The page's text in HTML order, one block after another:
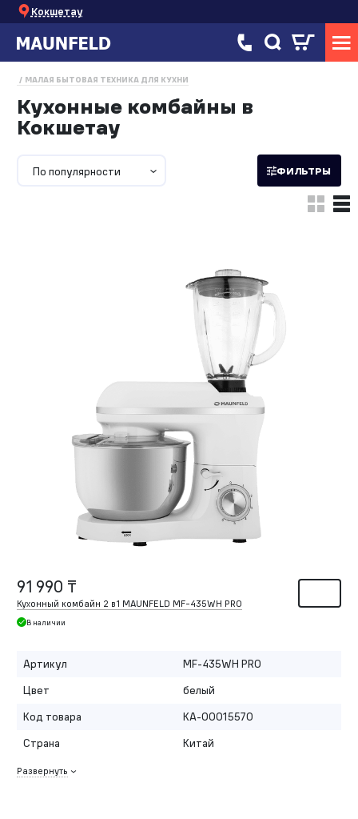
Кокшетау
МАЛАЯ БЫТОВАЯ ТЕХНИКА ДЛЯ КУХНИ
Кухонные комбайны в
Кокшетау
По популярности ФИЛЬТРЫ
91 990 ₸
Кухонный комбайн 2 в1 MAUNFELD MF-435WH PRO
В наличии
Артикул
MF-435WH PRO
Цвет
белый
Код товара
КА-00015570
Страна
Китай
Развернуть